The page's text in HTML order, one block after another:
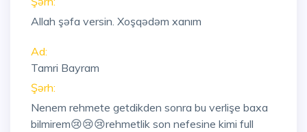
Allah şəfa versin. Xoşqədəm xanım
Ad:
Tamri Bayram
Şərh:
Nenem rehmete getdikden sonra bu verlişe baxa
bilmirem😢😢😢rehmetlik son nefesine kimi full